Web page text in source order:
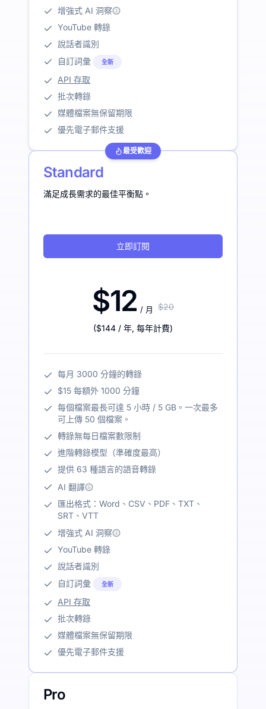
增強式 AI 洞察
YouTube 轉錄
說話者識別
自訂詞彙
全新
API 存取
批次轉錄
媒體檔案無保留期限
優先電子郵件支援
最受歡迎
Standard
滿足成長需求的最佳平衡點。
立即訂閱
$12 / 月 $20
($144 / 年, 每年計費)
每月 3000 分鐘的轉錄
$15 每額外 1000 分鐘
每個檔案最長可達 5 小時 / 5 GB。一次最多
可上傳 50 個檔案。
轉錄無每日檔案數限制
進階轉錄模型（準確度最高）
提供 63 種語言的語音轉錄
AI 翻譯
匯出格式：Word、CSV、PDF、TXT、
SRT、VTT
增強式 AI 洞察
YouTube 轉錄
說話者識別
自訂詞彙
全新
API 存取
批次轉錄
媒體檔案無保留期限
優先電子郵件支援
Pro